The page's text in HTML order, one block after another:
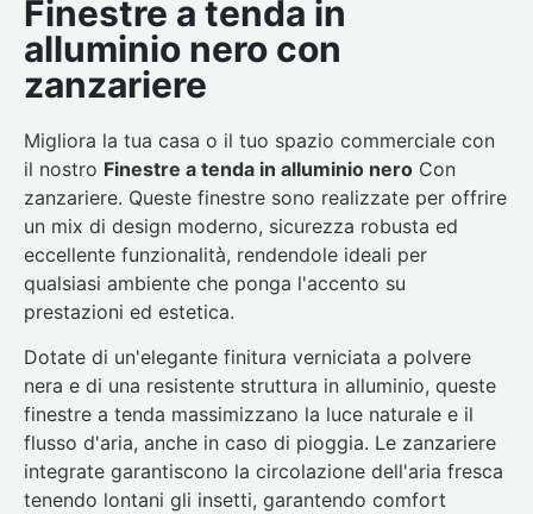
Finestre a tenda in
alluminio nero con
zanzariere
Migliora la tua casa o il tuo spazio commerciale con
il nostro Finestre a tenda in alluminio nero Con
zanzariere. Queste finestre sono realizzate per offrire
un mix di design moderno, sicurezza robusta ed
eccellente funzionalità, rendendole ideali per
qualsiasi ambiente che ponga l'accento su
prestazioni ed estetica.
Dotate di un'elegante finitura verniciata a polvere
nera e di una resistente struttura in alluminio, queste
finestre a tenda massimizzano la luce naturale e il
flusso d'aria, anche in caso di pioggia. Le zanzariere
integrate garantiscono la circolazione dell'aria fresca
tenendo lontani gli insetti, garantendo comfort